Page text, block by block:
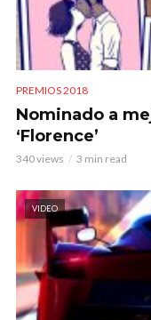
PREMIOS 2018
Nominado a
‘Florence’
340 views 3 min read
VIDEO